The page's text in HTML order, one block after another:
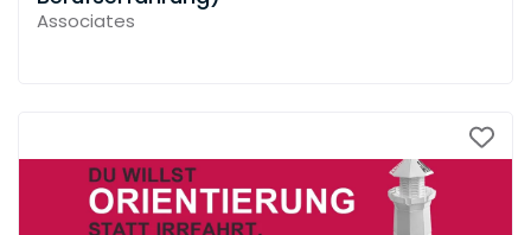
Associates